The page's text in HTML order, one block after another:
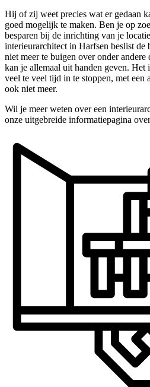
Hij of zij weet precies wat er gedaan
goed mogelijk te maken. Ben je op
besparen bij de inrichting van je
interieurarchitect in Harfsen beslist de
niet meer te buigen over onder
kan je allemaal uit handen geven. Het
veel te veel tijd in te stoppen, met een
ook niet meer.
Wil je meer weten over een
onze uitgebreide informatiepagina